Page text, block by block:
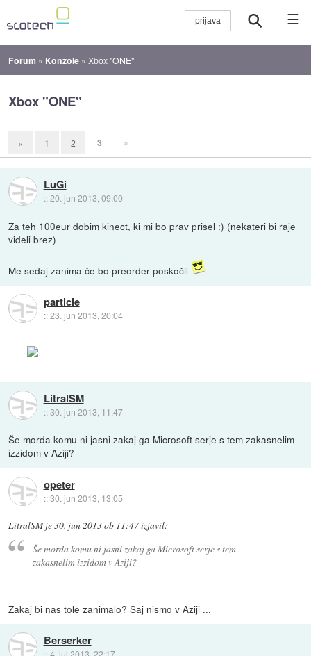
☰
Forum » Konzole »Xbox "ONE"
Xbox "ONE"
« 1 2 3 »
LuGi
::20. jun 2013, 09:00
Za teh 100eur dobim kinect, ki mi bo prav prisel :) (nekateri bi raje
videli brez)
Me sedaj zanima če bo preorder poskočil
particle
::23. jun 2013, 20:04
LitralSM
::30. jun 2013, 11:47
Še morda komu ni jasni zakaj ga Microsoft serje s tem zakasnelim
izzidom v Aziji?
opeter
::30. jun 2013, 13:05
LitralSMje30. jun 2013 ob 11:47izjavil:
Še morda komu ni jasni zakaj ga Microsoft serje s tem
zakasnelim izzidom v Aziji?
Zakaj bi nas tole zanimalo? Saj nismo v Aziji ...
Berserker
::4. jul 2013, 22:17